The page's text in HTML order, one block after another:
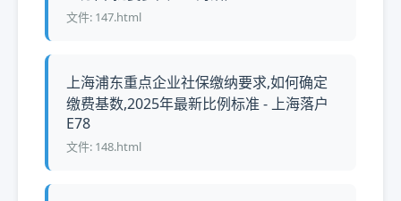
文件: 147.html
上海浦东重点企业社保缴纳要求,如何确定
缴费基数,2025年最新比例标准 - 上海落户
E78
文件: 148.html